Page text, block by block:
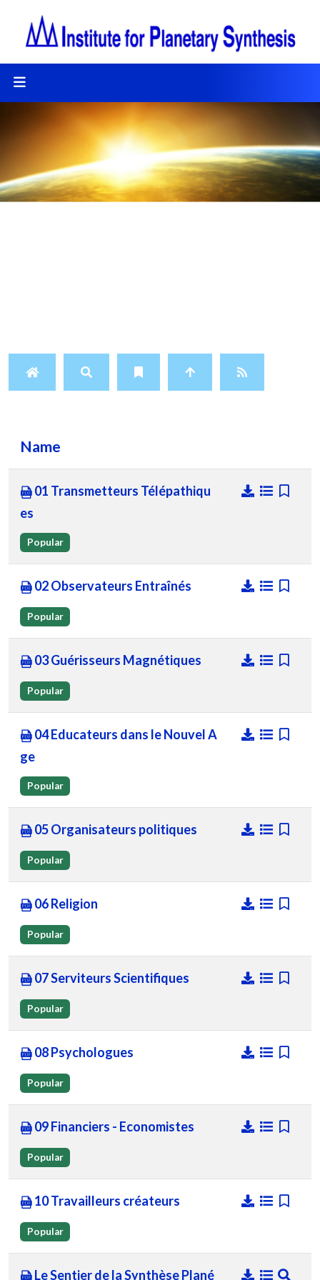
Name
01 Transmetteurs Télépathiqu
es
Popular
02 Observateurs Entraînés
Popular
03 Guérisseurs Magnétiques
Popular
04 Educateurs dans le Nouvel A
ge
Popular
05 Organisateurs politiques
Popular
06 Religion
Popular
07 Serviteurs Scientifiques
Popular
08 Psychologues
Popular
09 Financiers - Economistes
Popular
10 Travailleurs créateurs
Popular
Le Sentier de la Synthèse Plané